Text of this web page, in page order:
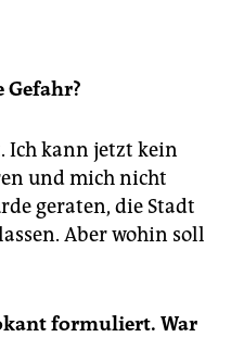
Gefahr?
Ich kann jetzt kein
und mich nicht
geraten, die Stadt
Aber wohin soll
formuliert. War